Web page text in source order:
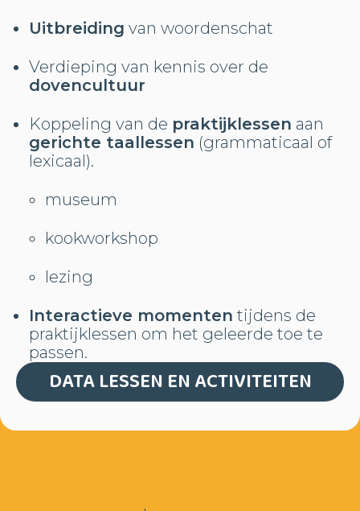
Uitbreiding van woordenschat
Verdieping van kennis over de
dovencultuur
Koppeling van de praktijklessen aan
gerichte taallessen (grammaticaal of
lexicaal).
museum
kookworkshop
lezing
Interactieve momenten tijdens de
praktijklessen om het geleerde toe te
passen.
DATA LESSEN EN ACTIVITEITEN